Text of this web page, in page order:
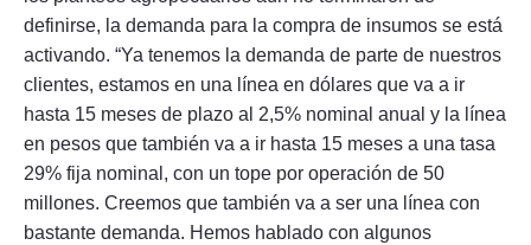
definirse, la demanda para la compra de insumos se está
activando. “Ya tenemos la demanda de parte de nuestros
clientes, estamos en una línea en dólares que va a ir
hasta 15 meses de plazo al 2,5% nominal anual y la línea
en pesos que también va a ir hasta 15 meses a una tasa
29% fija nominal, con un tope por operación de 50
millones. Creemos que también va a ser una línea con
bastante demanda. Hemos hablado con algunos